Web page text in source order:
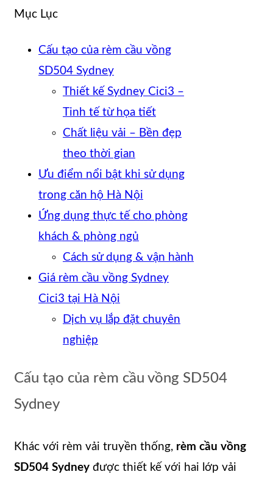
Mục Lục
Cấu tạo của rèm cầu vồng
SD504 Sydney
Thiết kế Sydney Cici3 –
Tinh tế từ họa tiết
Chất liệu vải – Bền đẹp
theo thời gian
Ưu điểm nổi bật khi sử dụng
trong căn hộ Hà Nội
Ứng dụng thực tế cho phòng
khách & phòng ngủ
Cách sử dụng & vận hành
Giá rèm cầu vồng Sydney
Cici3 tại Hà Nội
Dịch vụ lắp đặt chuyên
nghiệp
Cấu tạo của rèm cầu vồng SD504
Sydney
Khác với rèm vải truyền thống, rèm cầu vồng
SD504 Sydney được thiết kế với hai lớp vải